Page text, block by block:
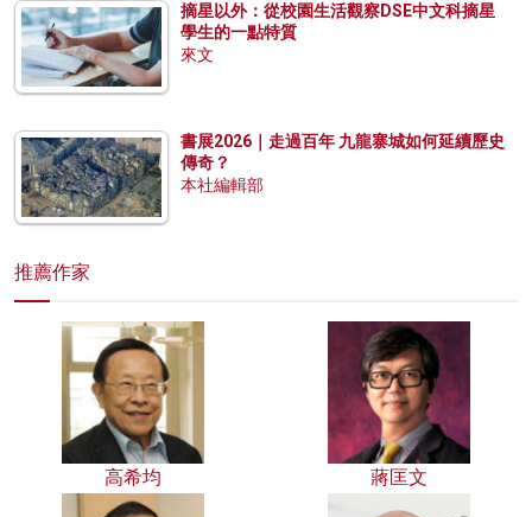
摘星以外：從校園生活觀察DSE中文科摘星
學生的一點特質
來文
書展2026｜走過百年 九龍寨城如何延續歷史
傳奇？
本社編輯部
推薦作家
高希均 蔣匡文